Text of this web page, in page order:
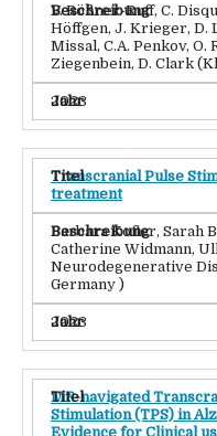
V. Rößner-Ruff, C.
Höffgen, J. Krieger, D.
Missal, C.A. Penkov, O.
Ziegenbein, D. Clark
2023
Transcranial Pulse
treatment
Barbara Kofler, Sarah
Catherine Widmann,
Neurodegenerative
Germany )
2023
MR-navigated
Stimulation (TPS) in
Evidence for Clinical